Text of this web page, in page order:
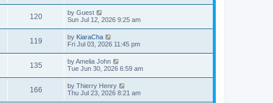
120 by Guest
Sun Jul 12, 2026 9:25 am
119 by KiaraCha
Fri Jul 03, 2026 11:45 pm
135 byAmelia John
Tue Jun 30, 2026 6:59 am
166 by Thierry Henry
Thu Jul 23, 2026 8:21 am